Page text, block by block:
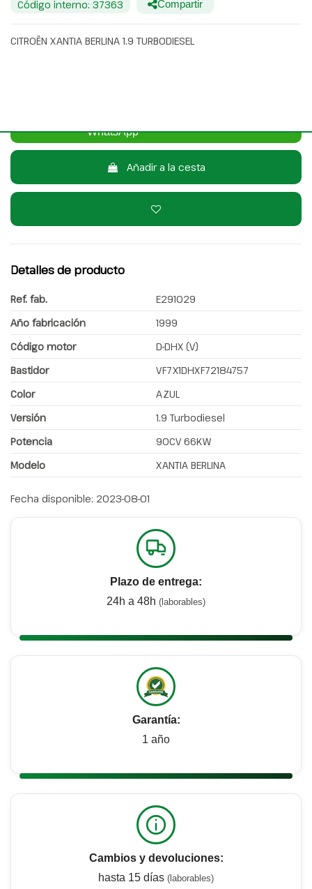
Código interno: 37363 Compartir
CITROËN XANTIA BERLINA 1.9 TURBODIESEL
Añadir a la cesta
Detalles de producto
Ref. fab.
E291029
Año fabricación
1999
Código motor
D-DHX (V)
Bastidor
VF7X1DHXF72184757
Color
AZUL
Versión
1.9 Turbodiesel
Potencia
90CV 66KW
Modelo
XANTIA BERLINA
Fecha disponible: 2023-08-01
Plazo de entrega:
24h a 48h (laborables)
Garantía:
1 año
Cambios y devoluciones:
hasta 15 días (laborables)